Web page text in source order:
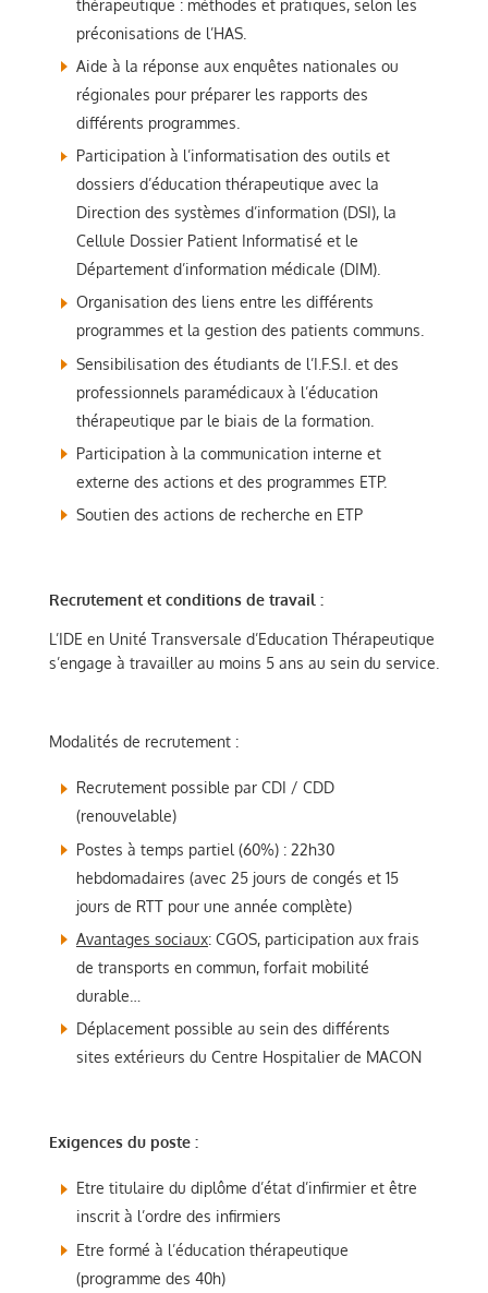
thérapeutique : méthodes et pratiques, selon les
préconisations de l’HAS.
Aide à la réponse aux enquêtes nationales ou
régionales pour préparer les rapports des
différents programmes.
Participation à l’informatisation des outils et
dossiers d’éducation thérapeutique avec la
Direction des systèmes d’information (DSI), la
Cellule Dossier Patient Informatisé et le
Département d’information médicale (DIM).
Organisation des liens entre les différents
programmes et la gestion des patients communs.
Sensibilisation des étudiants de l’I.F.S.I. et des
professionnels paramédicaux à l’éducation
thérapeutique par le biais de la formation.
Participation à la communication interne et
externe des actions et des programmes ETP.
Soutien des actions de recherche en ETP
Recrutement et conditions de travail :
L’IDE en Unité Transversale d’Education Thérapeutique
s’engage à travailler au moins 5 ans au sein du service.
Modalités de recrutement :
Recrutement possible par CDI / CDD
(renouvelable)
Postes à temps partiel (60%) : 22h30
hebdomadaires (avec 25 jours de congés et 15
jours de RTT pour une année complète)
Avantages sociaux: CGOS, participation aux frais
de transports en commun, forfait mobilité
durable…
Déplacement possible au sein des différents
sites extérieurs du Centre Hospitalier de MACON
Exigences du poste :
Etre titulaire du diplôme d’état d’infirmier et être
inscrit à l’ordre des infirmiers
Etre formé à l’éducation thérapeutique
(programme des 40h)